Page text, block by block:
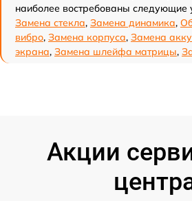
наиболее востребованы следующие
Замена стекла, Замена динамика,
вибро, Замена корпуса, Замена
экрана, Замена шлейфа матрицы,
Акции